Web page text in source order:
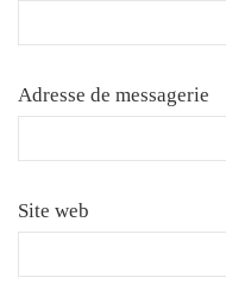
Adresse de messagerie
Site web